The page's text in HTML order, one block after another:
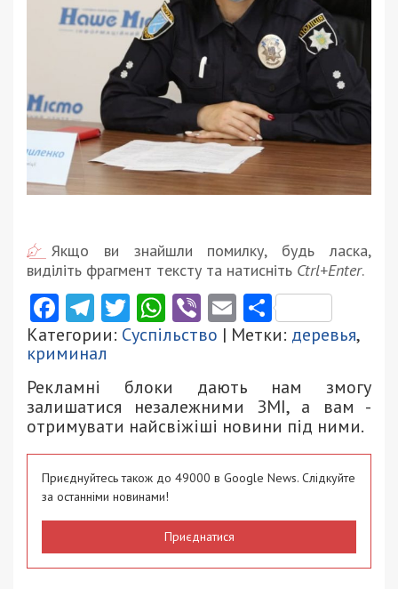
Якщо ви знайшли помилку, будь ласка,
виділіть фрагмент тексту та натисніть Ctrl+Enter.
Facebook
Telegram
Twitter
WhatsApp
ViberEmail
Категории: Суспільство | Метки: деревья,
криминал
Рекламні блоки дають нам змогу
залишатися незалежними ЗМІ, а вам -
отримувати найсвіжіші новини під ними.
Приєднуйтесь також до 49000 в Google News. Слідкуйте
за останніми новинами!
Приєднатися